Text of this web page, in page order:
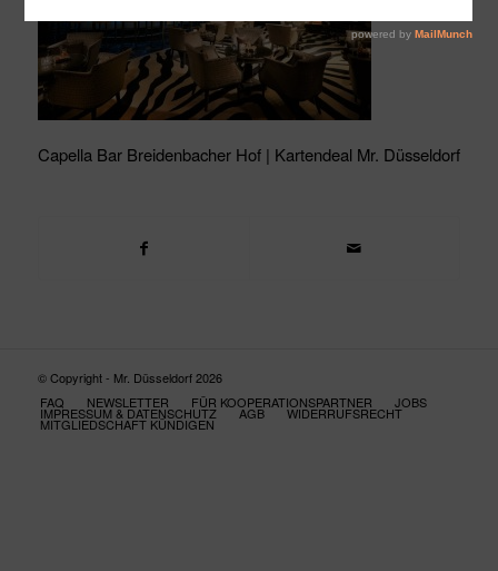
Capella Bar Breidenbacher Hof | Kartendeal Mr. Düsseldorf
© Copyright - Mr. Düsseldorf 2026
FAQ
NEWSLETTER FÜR KOOPERATIONSPARTNER JOBS
IMPRESSUM & DATENSCHUTZ AGB WIDERRUFSRECHT
MITGLIEDSCHAFT KÜNDIGEN